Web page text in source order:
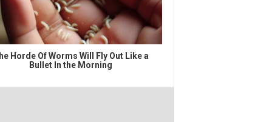
Horde Of Worms Will Fly Out Like a
Bullet In the Morning